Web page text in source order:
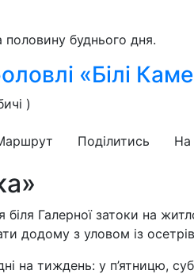
половину буднього дня.
«Білі
)
Поділитись На
біля Галерної затоки на
додому з уловом із
на тиждень: у п’ятницю,